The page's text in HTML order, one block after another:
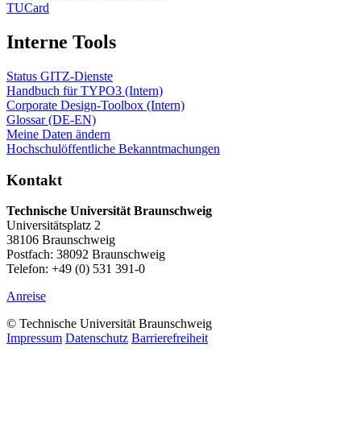
TUCard
Interne Tools
Status GITZ-Dienste
Handbuch für TYPO3 (Intern)
Corporate Design-Toolbox (Intern)
Glossar (DE-EN)
Meine Daten ändern
Hochschulöffentliche Bekanntmachungen
Kontakt
Technische Universität Braunschweig
Universitätsplatz 2
38106 Braunschweig
Postfach: 38092 Braunschweig
Telefon: +49 (0) 531 391-0
Anreise
© Technische Universität Braunschweig
Impressum Datenschutz Barrierefreiheit